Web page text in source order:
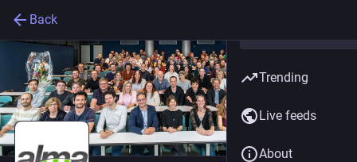
Back
Trending
Live feeds
About